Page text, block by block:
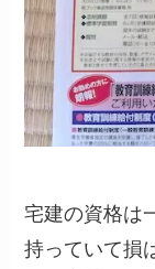
宅建の資格は
持っていて損